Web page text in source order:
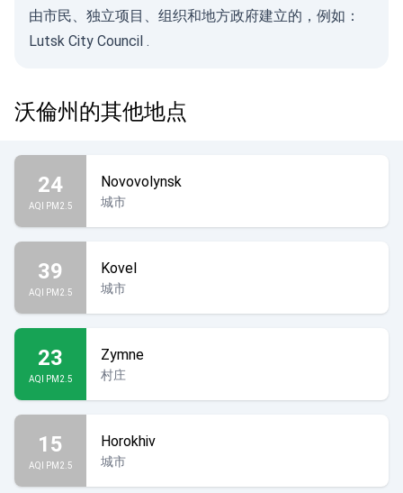
由市民、独立项目、组织和地方政府建立的，例如：
Lutsk City Council .
沃倫州的其他地点
24
AQI PM2.5
Novovolynsk
城市
39
AQI PM2.5
Kovel
城市
23
AQI PM2.5
Zymne
村庄
15
AQI PM2.5
Horokhiv
城市